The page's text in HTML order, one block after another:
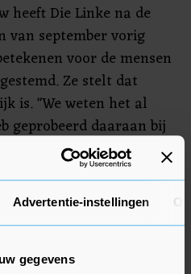
Advertentie-instellingen
gegevens
heeft Die Linke na de
van september vorig
voor de mensen
Ze stelt dat
is. "We weten het al
geprobeerd daaraan bij
we echter niet zo ver
we moesten." In de
39 van de 736 zetels.